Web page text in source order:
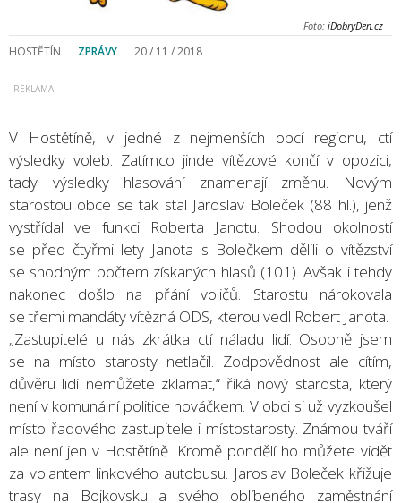
Foto: iDobryDen.cz
HOSTĚTÍN ZPRÁVY 20 / 11 / 2018
V Hostětíně, v jedné z nejmenších obcí regionu, ctí
výsledky voleb. Zatímco jinde vítězové končí v opozici,
tady výsledky hlasování znamenají změnu. Novým
starostou obce se tak stal Jaroslav Boleček (88 hl.), jenž
vystřídal ve funkci Roberta Janotu. Shodou okolností
se před čtyřmi lety Janota s Bolečkem dělili o vítězství
se shodným počtem získaných hlasů (101). Avšak i tehdy
nakonec došlo na přání voličů. Starostu nárokovala
se třemi mandáty vítězná ODS, kterou vedl Robert Janota.
„Zastupitelé u nás zkrátka ctí náladu lidí. Osobně jsem
se na místo starosty netlačil. Zodpovědnost ale cítím,
důvěru lidí nemůžete zklamat,“ říká nový starosta, který
není v komunální politice nováčkem. V obci si už vyzkoušel
místo řadového zastupitele i místostarosty. Známou tváří
ale není jen v Hostětíně. Kromě pondělí ho můžete vidět
za volantem linkového autobusu. Jaroslav Boleček křižuje
trasy na Bojkovsku a svého oblíbeného zaměstnání